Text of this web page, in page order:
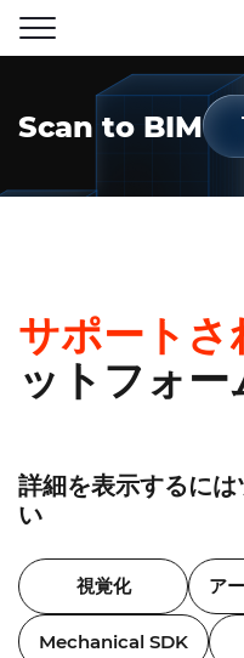
Scan to BIM
サポートさ
ットフォー
詳細を表示するに
い
視覚化 ア
Mechanical SDK